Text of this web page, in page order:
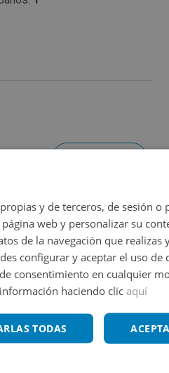
390/2021 de 1 de junio.
y de terceros, de sesión o
web y personalizar su
de la navegación que realizas
configurar y aceptar el uso de
consentimiento en cualquier
haciendo clic aquí
TODAS